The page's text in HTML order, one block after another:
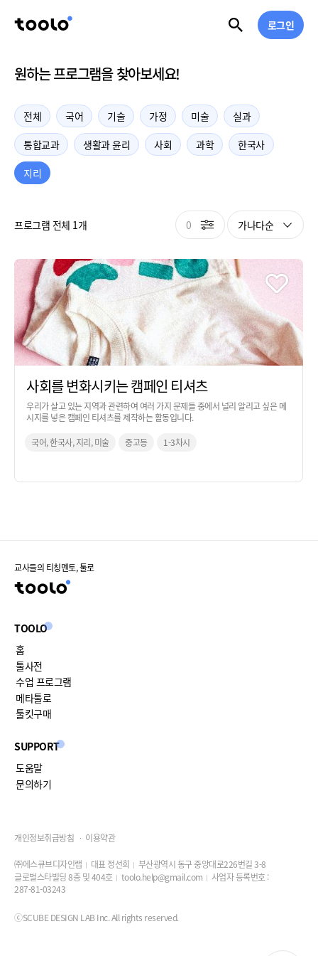
로그인
원하는 프로그램을 찾아보세요!
전체 국어 기술 가정 미술
실과
통합교과
생활과 윤리 사회 과학
한국사
지리
프로그램 전체 1개 0 가나다순
사회를 변화시키는 캠페인 티셔츠
우리가 살고 있는 지역과 관련하여 여러 가지 문제들 중에서 널리 알리고 싶은 메
시지를 넣은 캠페인 티셔츠를 제작하는 활동입니다.
국어, 한국사, 지리, 미술 중고등 1-3차시
교사들의 티칭멘토, 툴로
TOOLO
홈
툴사전
수업 프로그램
메타툴로
툴킷구매
SUPPORT
도움말
문의하기
개인정보취급방침 이용약관
㈜에스큐브디자인랩 대표 정선희
부산광역시 동구 중앙대로226번길 3-8
글로벌스타빌딩 8층 및 404호
toolo.help@gmail.com
사업자 등록번호 :
287-81-03243
ⓒSCUBE DESIGN LAB Inc. All rights reserved.